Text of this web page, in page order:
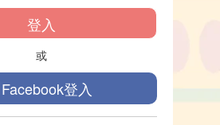
登入
或
登入